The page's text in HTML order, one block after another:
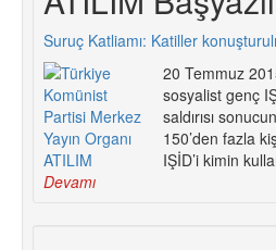
Suruç Katliamı: Katiller
20 Temmuz
sosyalist genç
saldırısı
150’den fazla
IŞİD’i kimin
Devamı